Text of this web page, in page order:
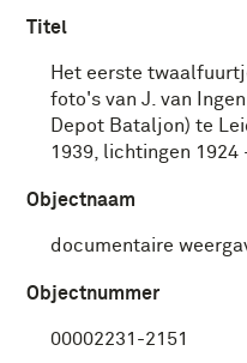
Titel
Het eerste
foto's van J. van
Depot Bataljon) te
1939, lichtingen 1924
Objectnaam
documentaire
Objectnummer
00002231-2151